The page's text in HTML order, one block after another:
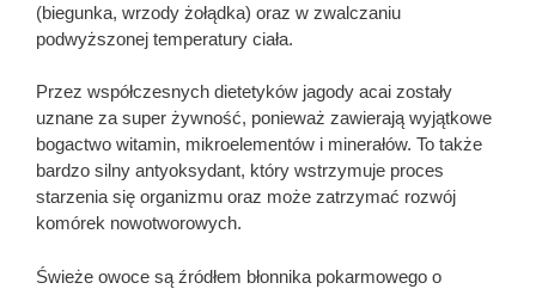
(biegunka, wrzody żołądka) oraz w zwalczaniu
podwyższonej temperatury ciała.
Przez współczesnych dietetyków jagody acai zostały
uznane za super żywność, ponieważ zawierają wyjątkowe
bogactwo witamin, mikroelementów i minerałów. To także
bardzo silny antyoksydant, który wstrzymuje proces
starzenia się organizmu oraz może zatrzymać rozwój
komórek nowotworowych.
Świeże owoce są źródłem błonnika pokarmowego o